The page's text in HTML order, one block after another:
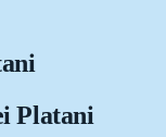
Platani